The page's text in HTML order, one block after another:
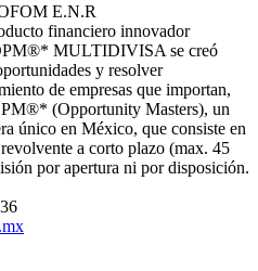
E.N.R
financiero innovador
MULTIDIVISA se creó
y resolver
de empresas que importan,
(Opportunity Masters), un
único en México, que consiste en
a corto plazo (max. 45
por apertura ni por disposición.